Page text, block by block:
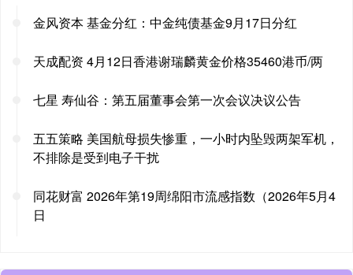
金风资本 基金分红：中金纯债基金9月17日分红
天成配资 4月12日香港谢瑞麟黄金价格35460港币/两
七星 寿仙谷：第五届董事会第一次会议决议公告
五五策略 美国航母损失惨重，一小时内坠毁两架军机，
不排除是受到电子干扰
同花财富 2026年第19周绵阳市流感指数（2026年5月4
日